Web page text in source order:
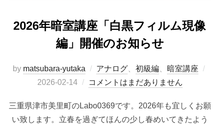
2026年暗室講座「白黒フィルム現像
編」開催のお知らせ
by matsubara-yutaka アナログ 初級編 暗室講座
2026-02-14 コメントはまだありません
三重県津市美里町のLabo0369です。2026年も宜しくお願
い致します。立春を過ぎてほんの少し春めいてきたよう